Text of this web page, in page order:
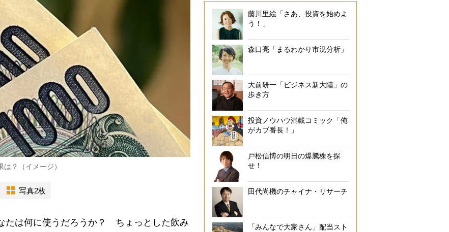
？（イメージ）
写真2枚
たは何に使うだろうか？ ちょっとした飲み
藤川里絵「さあ、投資を始めよ
う！」
森口亮「まるわかり市況分析」
大前研一「ビジネス新大陸」の
歩き方
投資ノウハウ満載コミック「俺
がカブ番長！」
戸松信博の明日の爆騰株を探
せ！
田代尚機のチャイナ・リサーチ
「みんなで大家さん」配当スト